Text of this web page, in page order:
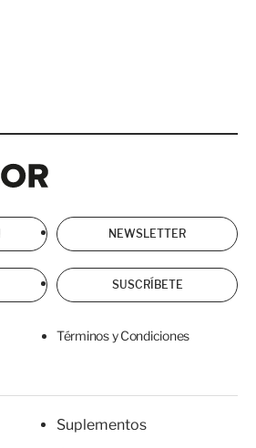
NEWSLETTER
SUSCRÍBETE
Términos y Condiciones
Suplementos